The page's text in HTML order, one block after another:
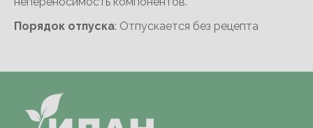
Порядок отпуска: Отпускается без рецепта